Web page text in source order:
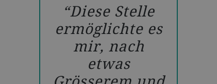
Diese Stelle
ermöglichte es
mir, nach
etwas